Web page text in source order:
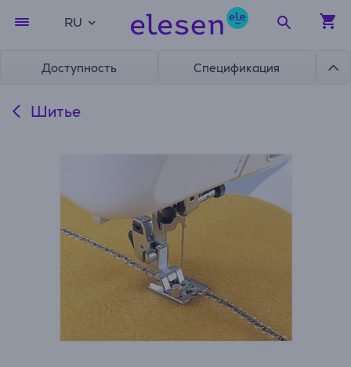
RU
Доступность Спецификация
Шитье